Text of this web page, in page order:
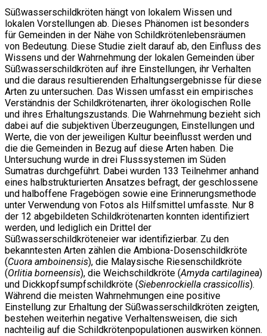
Süßwasserschildkröten hängt von lokalem Wissen und
lokalen Vorstellungen ab. Dieses Phänomen ist besonders
für Gemeinden in der Nähe von Schildkrötenlebensräumen
von Bedeutung. Diese Studie zielt darauf ab, den Einfluss des
Wissens und der Wahrnehmung der lokalen Gemeinden über
Süßwasserschildkröten auf ihre Einstellungen, ihr Verhalten
und die daraus resultierenden Erhaltungsergebnisse für diese
Arten zu untersuchen. Das Wissen umfasst ein empirisches
Verständnis der Schildkrötenarten, ihrer ökologischen Rolle
und ihres Erhaltungszustands. Die Wahrnehmung bezieht sich
dabei auf die subjektiven Überzeugungen, Einstellungen und
Werte, die von der jeweiligen Kultur beeinflusst werden und
die die Gemeinden in Bezug auf diese Arten haben. Die
Untersuchung wurde in drei Flusssystemen im Süden
Sumatras durchgeführt. Dabei wurden 133 Teilnehmer anhand
eines halbstrukturierten Ansatzes befragt, der geschlossene
und halboffene Fragebögen sowie eine Erinnerungsmethode
unter Verwendung von Fotos als Hilfsmittel umfasste. Nur 8
der 12 abgebildeten Schildkrötenarten konnten identifiziert
werden, und lediglich ein Drittel der
Süßwasserschildkröteneier war identifizierbar. Zu den
bekanntesten Arten zählen die Ambiona-Dosenschildkröte
(Cuora amboinensis), die Malaysische Riesenschildkröte
(Orlitia borneensis), die Weichschildkröte (Amyda cartilaginea)
und Dickkopfsumpfschildkröte (Siebenrockiella crassicollis).
Während die meisten Wahrnehmungen eine positive
Einstellung zur Erhaltung der Süßwasserschildkröten zeigten,
bestehen weiterhin negative Verhaltensweisen, die sich
nachteilig auf die Schildkrötenpopulationen auswirken können.